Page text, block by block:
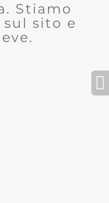
Stiamo
sito e